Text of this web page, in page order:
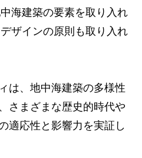
海建築の要素を取り入れ
ザインの原則も取り入れ
は、地中海建築の多様性
さまざまな歴史的時代や
適応性と影響力を実証し